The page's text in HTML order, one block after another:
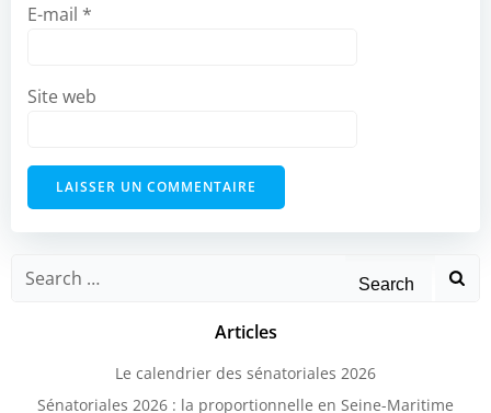
E-mail *
Site web
for:
Articles
Le calendrier des sénatoriales 2026
Sénatoriales 2026 : la proportionnelle en Seine-Maritime